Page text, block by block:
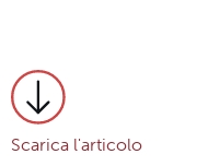
Scarica l'articolo